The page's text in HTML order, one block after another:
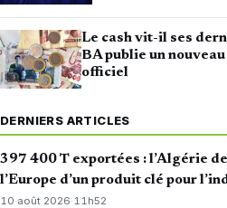
Le cash vit-il ses
BA publie un
officiel
DERNIERS ARTICLES
397 400 T exportées : l’Algérie
l’Europe d’un produit clé pour
10 août 2026· 11h52